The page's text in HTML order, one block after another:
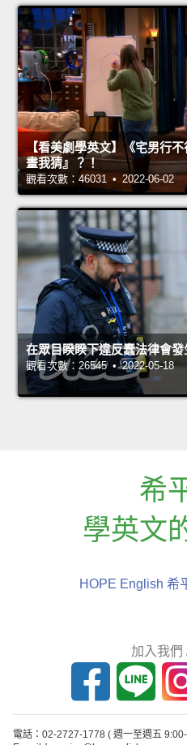
【看美劇學英文】《宅男行
畫我猜』？！
觀看次數：46031 • 2022-06-02
在眾目睽睽下違反蠢法律會發
觀看次數：26545 • 2022-05-18
希
學英文
HOPE English 希
加入我們
電話：02-2727-1778 ( 週一至週五